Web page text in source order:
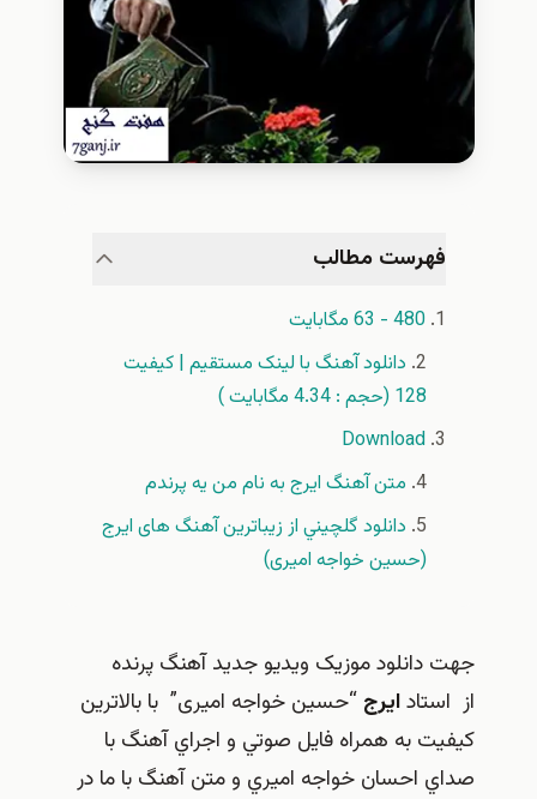
فهرست مطالب
480 - 63 مگابایت
دانلود آهنگ با لینک مستقيم | کیفیت
128 (حجم : 4.34 مگابایت )
Download
متن آهنگ ایرج به نام من یه پرندم
دانلود گلچيني از زیباترین آهنگ های ایرج
(حسین خواجه امیری)
جهت دانلود موزیک ویدیو جدید آهنگ پرنده
از استادایرج“حسین خواجه امیری” با بالاترین
کیفیت به همراه فايل صوتي و اجراي آهنگ با
صداي احسان خواجه اميري و متن آهنگ با ما در